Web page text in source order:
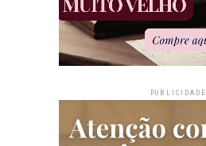
PUBLICIDADE